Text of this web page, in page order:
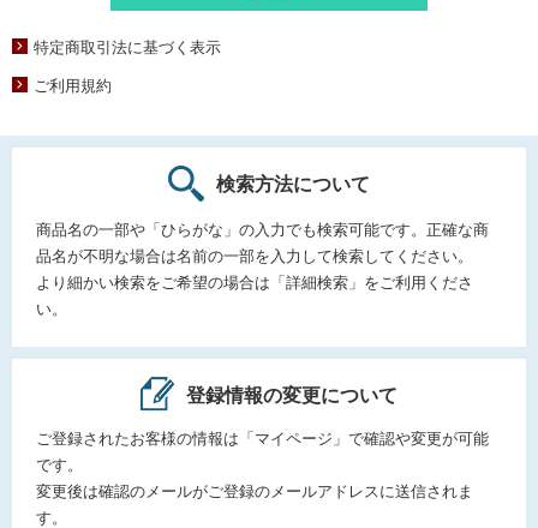
特定商取引法に基づく表示
ご利用規約
検索方法について
商品名の一部や「ひらがな」の入力でも検索可能です。正確な商
品名が不明な場合は名前の一部を入力して検索してください。
より細かい検索をご希望の場合は「詳細検索」をご利用くださ
い。
登録情報の変更について
ご登録されたお客様の情報は「マイページ」で確認や変更が可能
です。
変更後は確認のメールがご登録のメールアドレスに送信されま
す。